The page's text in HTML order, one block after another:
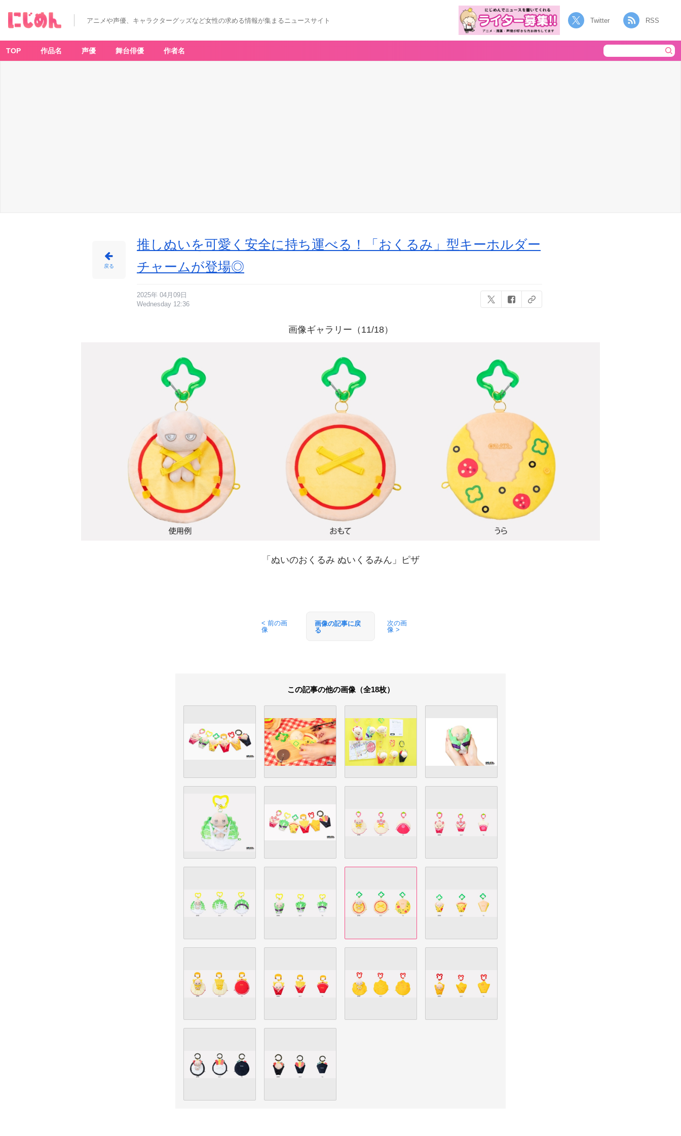
み
い
く
る
アニメや声優、キャラクターグッズなど女性の求める情報が集まるニュースサイト Twitter RSS
TOP 作品名 声優 舞台俳優 作者名
戻る
推しぬいを可愛く安全に持ち運べる！「おくるみ」型キーホルダー
チャームが登場◎
2025年 04月09日
Wednesday 12:36
画像ギャラリー（11/18）
「ぬいのおくるみ ぬいくるみん」ピザ
< 前の画
像
画像の記事に戻
る
次の画
像 >
この記事の他の画像（全18枚）